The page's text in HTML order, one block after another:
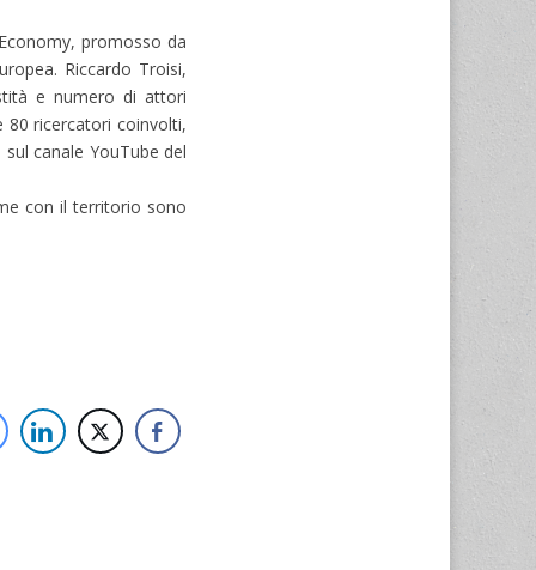
promosso da
Riccardo Troisi,
e numero di attori
80 ricercatori coinvolti,
canale YouTube del
con il territorio sono